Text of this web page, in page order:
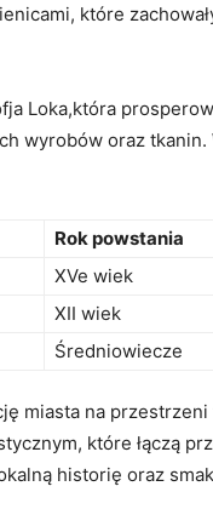
które
Loka,która
wyrobów oraz
Rok powstania
XVe⁢ wiek
XII wiek
Średniowiecze
miasta⁣ na
które łączą
historię oraz